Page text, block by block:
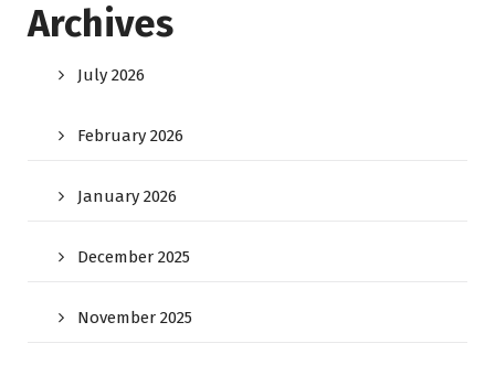
Archives
July 2026
February 2026
January 2026
December 2025
November 2025